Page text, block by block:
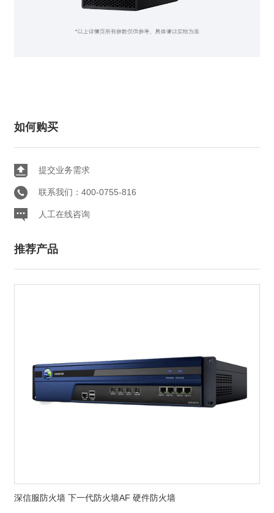
如何购买
提交业务需求
联系我们：400-0755-816
人工在线咨询
推荐产品
深信服防火墙 下一代防火墙AF 硬件防火墙